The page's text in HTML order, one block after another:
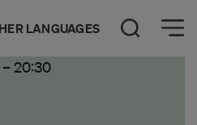
LANGUAGES Öppna sök
Öppna meny
20:30